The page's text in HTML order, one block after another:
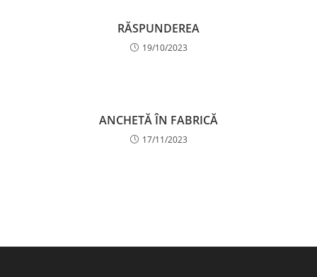
RĂSPUNDEREA
19/10/2023
ANCHETĂ ÎN FABRICĂ
17/11/2023